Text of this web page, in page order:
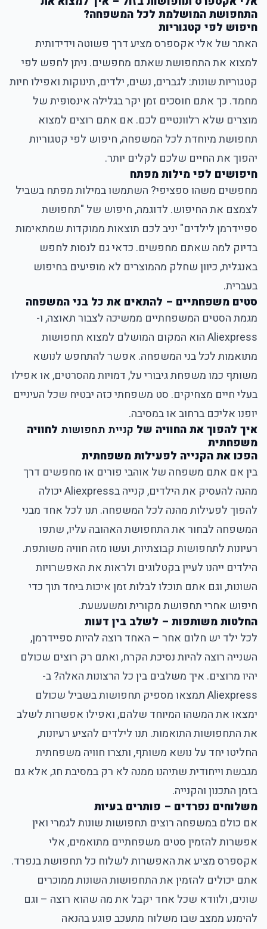
התחפושת המושלמת לכל המשפחה?
חיפוש לפי קטגוריות
האתר של אלי אקספרס מציע דרך פשוטה וידידותית
למצוא את התחפושת שאתם מחפשים. ניתן לחפש לפי
קטגוריות שונות: לגברים, נשים, ילדים, תינוקות ואפילו חיות
מחמד. כך אתם חוסכים זמן יקר בגלילה אינסופית של
מוצרים שלא רלוונטיים לכם. אם אתם רוצים למצוא
תחפושת מיוחדת לכל המשפחה, חיפוש לפי קטגוריות
יהפוך את החיים שלכם לקלים יותר.
חיפושים לפי מילות מפתח
מחפשים משהו ספציפי? השתמשו במילות מפתח בשביל
לצמצם את החיפוש. לדוגמה, חיפוש של "תחפושת
ספיידרמן לילדים" יניב לכם תוצאות ממוקדות שמתאימות
בדיוק למה שאתם מחפשים. כדאי גם לנסות לחפש
באנגלית, כיוון שחלק מהמוצרים לא מופיעים בחיפוש
בעברית.
סטים משפחתיים – להתאים את כל בני המשפחה
מגמת הסטים המשפחתיים ממשיכה לצבור תאוצה, ו-
Aliexpress הוא המקום המושלם למצוא תחפושות
מתואמות לכל בני המשפחה. אפשר להתחפש לנושא
משותף כמו משפחת גיבורי על, דמויות מהסרטים, או אפילו
בעלי חיים מצחיקים. סט משפחתי כזה יבטיח שכל העיניים
יופנו אליכם ברחוב או במסיבה.
איך להפוך את החוויה של קניית תחפושות לחוויה
משפחתית
הפכו את הקנייה לפעילות משפחתית
בין אם אתם משפחה של אוהבי פורים או מחפשים דרך
מהנה להעסיק את הילדים, קנייה בAliexpress יכולה
להפוך לפעילות מהנה לכל המשפחה. תנו לכל אחד מבני
המשפחה לבחור את התחפושת האהובה עליו, שתפו
רעיונות לתחפושות קבוצתיות, ועשו מזה חוויה משותפת.
הילדים ייהנו לעיין בקטלוגים ולראות את האפשרויות
השונות, וגם אתם תוכלו לבלות זמן איכות ביחד תוך כדי
חיפוש אחרי תחפושת מקורית ומשעשעת.
החלטות משותפות – לשלב בין דעות
לכל ילד יש חלום אחר – האחד רוצה להיות ספיידרמן,
השנייה רוצה להיות נסיכת הקרח, ואתם רק רוצים שכולם
יהיו מרוצים. איך משלבים בין כל הרצונות האלה? ב-
Aliexpress תמצאו מספיק תחפושות בשביל שכולם
ימצאו את המשהו המיוחד שלהם, ואפילו אפשרות לשלב
את התחפושות התואמות. תנו לילדים להציע רעיונות,
החליטו יחד על נושא משותף, ותצרו חוויה משפחתית
מגבשת וייחודית שתיהנו ממנה לא רק במסיבת חג, אלא גם
בזמן התכנון והקנייה.
משלוחים נפרדים – פותרים בעיות
אם כולם במשפחה רוצים תחפושות שונות לגמרי ואין
אפשרות להזמין סטים משפחתיים מתואמים, אלי
אקספרס מציע את האפשרות לשלוח כל תחפושת בנפרד.
אתם יכולים להזמין את התחפושות השונות ממוכרים
שונים, ולוודא שכל אחד יקבל את מה שהוא רוצה – וגם
להימנע ממצב שבו משלוח מתעכב פוגע בהנאה